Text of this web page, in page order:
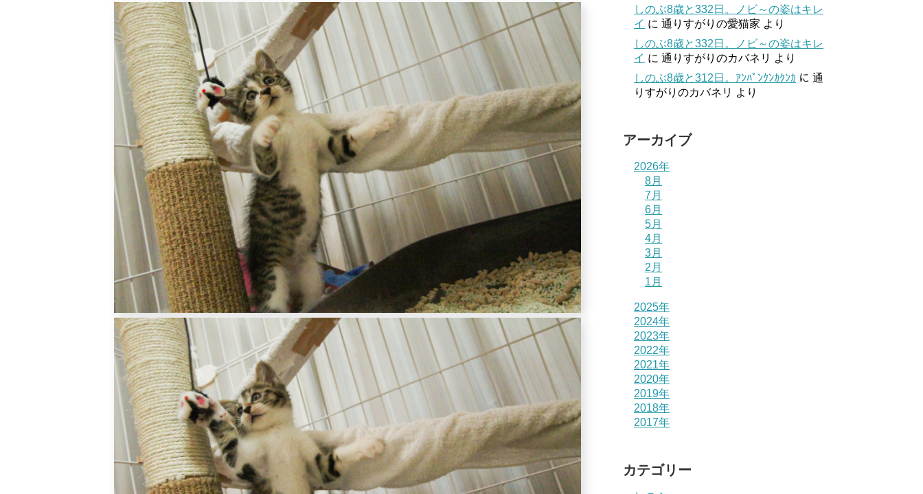
しのぶ8歳と332日。ノビ～の姿はキレ
イ に 通りすがりの愛猫家 より
しのぶ8歳と332日。ノビ～の姿はキレ
イ に 通りすがりのカバネリ より
しのぶ8歳と312日。ｱﾝﾊﾟﾝｸﾝｶｸﾝｶ に 通
りすがりのカバネリ より
アーカイブ
2026年
8月
7月
6月
5月
4月
3月
2月
1月
2025年
2024年
2023年
2022年
2021年
2020年
2019年
2018年
2017年
カテゴリー